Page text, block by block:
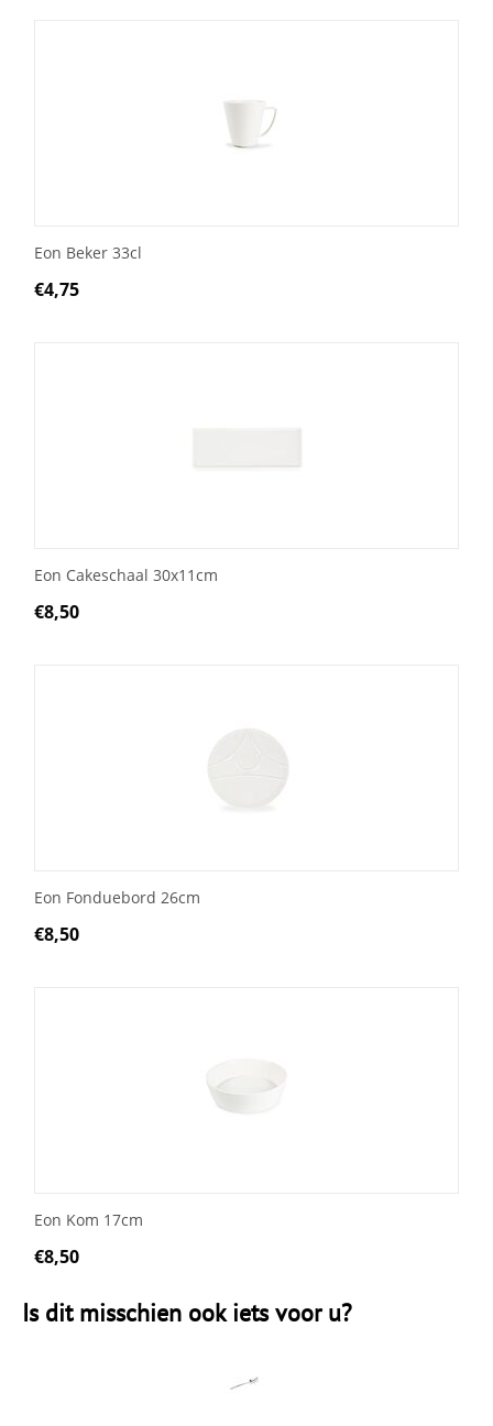
Eon Beker 33cl
€4,75
Eon Cakeschaal 30x11cm
€8,50
Eon Fonduebord 26cm
€8,50
Eon Kom 17cm
€8,50
Is dit misschien ook iets voor u?